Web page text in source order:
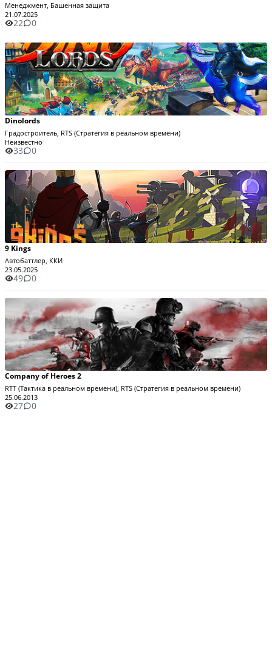
Менеджмент, Башенная защита
21.07.2025
22 0
Dinolords
Градостроитель, RTS (Стратегия в реальном времени)
Неизвестно
33 0
9 Kings
Автобаттлер, ККИ
23.05.2025
49 0
Company of Heroes 2
RTT (Тактика в реальном времени), RTS (Стратегия в реальном времени)
25.06.2013
27 0